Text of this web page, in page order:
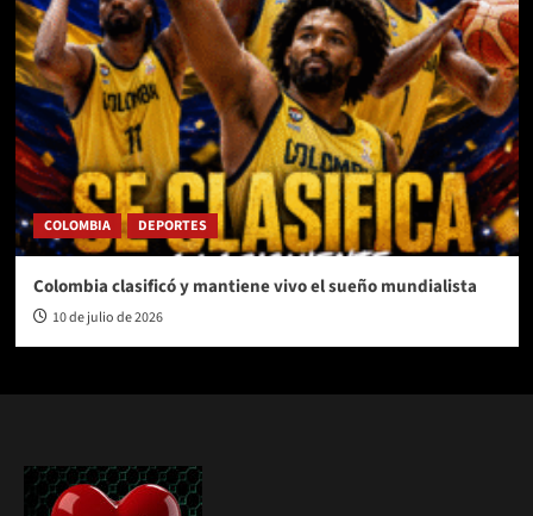
COLOMBIA DEPORTES
Colombia clasificó y mantiene vivo el sueño mundialista
10 de julio de 2026